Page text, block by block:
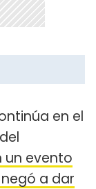
en el
un evento
a dar